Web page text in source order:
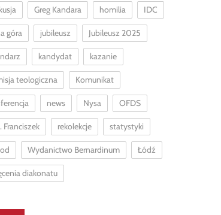
Greg Kandara homilia IDC
góra jubileusz Jubileusz 2025
kandydat kazanie
teologiczna Komunikat
news Nysa OFDS
Franciszek rekolekcje statystyki
Wydanictwo Bernardinum Łódź
diakonatu